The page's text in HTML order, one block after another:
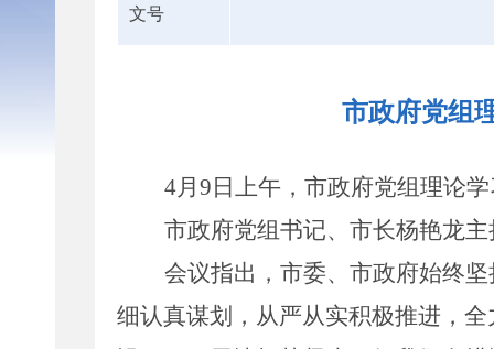
文号
市政府党组
4月 9 日上午，市政府党组理论
市政府党组书记、市长杨艳龙
会议指出，市委、市政府始终
细认真谋划，从严从实积极推进，